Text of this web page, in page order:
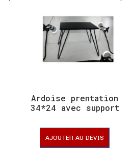
Ardoise prentation
34*24 avec support
AJOUTER AU DEVIS